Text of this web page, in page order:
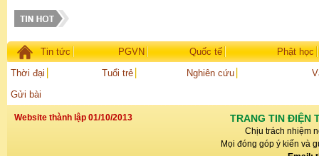
Tin tức PGVN Quốc tế
Phật học
Thời đại
Tuổi trẻ Nghiên cứu
Gửi bài
Website thành lập 01/10/2013 TRANG TIN ĐIỆN
Chịu trách nhiệm
Mọi đóng góp ý kiến và